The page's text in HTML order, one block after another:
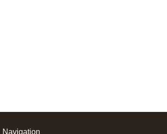
Navigation